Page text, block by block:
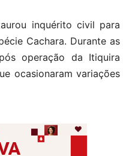
inquérito civil para
Cachara. Durante as
operação da Itiquira
ocasionaram variações